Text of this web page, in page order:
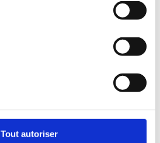
Tout autoriser